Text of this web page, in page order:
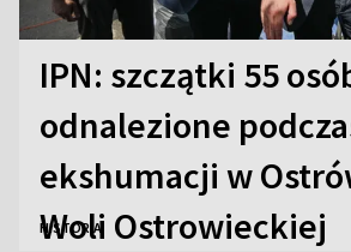
IPN: szczątki 55
odnalezione
ekshumacji w
Woli Ostrowieckiej
HISTORIA